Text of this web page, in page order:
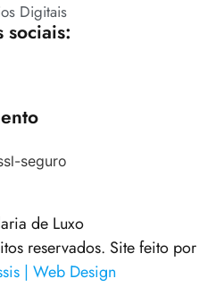
Digitais
sociais:
de Luxo
reservados. Site feito por
| Web Design